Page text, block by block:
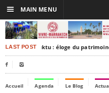
LAST POSTTimbuktu : éloge du
 
Accueil Agenda Le Blog
☰ MAIN MENU